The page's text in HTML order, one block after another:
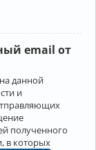
email от
данной
и
полученного
в которых